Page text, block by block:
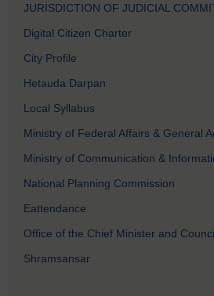
JURISDICTION OF JUDICIAL
Digital Citizen Charter
City Profile
Hetauda Darpan
Local Syllabus
Ministry of Federal Affairs & General
Ministry of Communication &
National Planning Commission
Eattendance
Office of the Chief Minister and
Shramsansar